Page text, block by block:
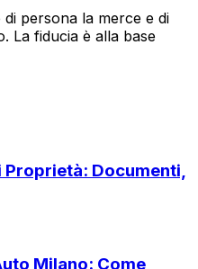
persona la merce e di
La fiducia è alla base
Proprietà: Documenti,
Milano: Come